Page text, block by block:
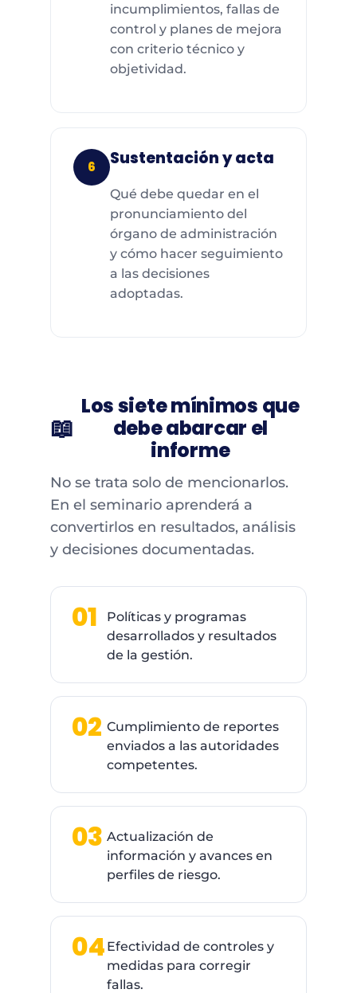
incumplimientos, fallas de
control y planes de mejora
con criterio técnico y
objetividad.
6 Sustentación y acta
Qué debe quedar en el
pronunciamiento del
órgano de administración
y cómo hacer seguimiento
a las decisiones
adoptadas.
📖
Los siete mínimos que
debe abarcar el
informe
No se trata solo de mencionarlos.
En el seminario aprenderá a
convertirlos en resultados, análisis
y decisiones documentadas.
01
Políticas y programas
desarrollados y resultados
de la gestión.
02 Cumplimiento de reportes
enviados a las autoridades
competentes.
03 Actualización de
información y avances en
perfiles de riesgo.
04 Efectividad de controles y
medidas para corregir
fallas.